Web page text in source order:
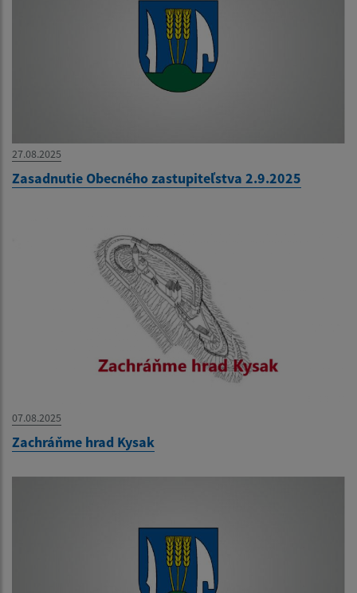
27.08.2025
Zasadnutie Obecného zastupiteľstva 2.9.2025
07.08.2025
Zachráňme hrad Kysak